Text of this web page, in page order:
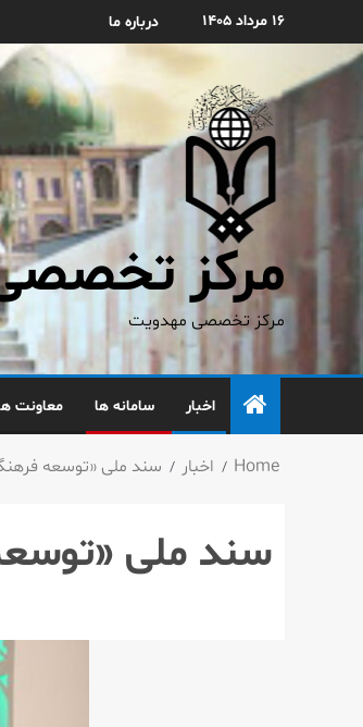
۱۶ مرداد ۱۴۰۵ درباره ما
مرکز
مرکز تخصصی مهدویت
اخبار سامانه ها معاونت
Home اخبار سند ملی «توسعه
سند ملی